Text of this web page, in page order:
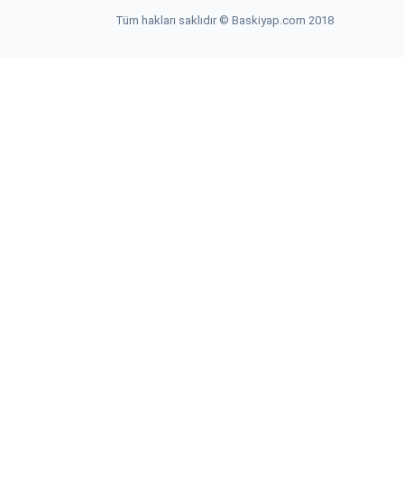
Tüm hakları saklıdır © Baskiyap.com 2018